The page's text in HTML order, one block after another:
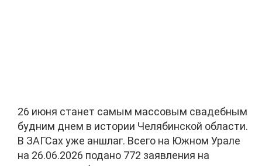
26 июня станет самым массовым свадебным
будним днем в истории Челябинской области.
В ЗАГСах уже аншлаг. Всего на Южном Урале
на 26.06.2026 подано 772 заявления на